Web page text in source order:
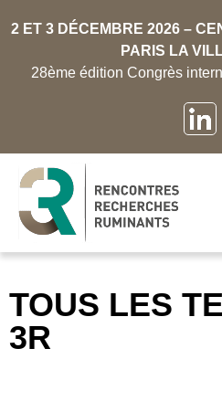
2 ET 3 DÉCEMBRE 2026 –
PARIS LA
28ème édition Congrès
TOUS LES
3R